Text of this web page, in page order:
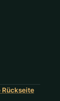
Rückseite